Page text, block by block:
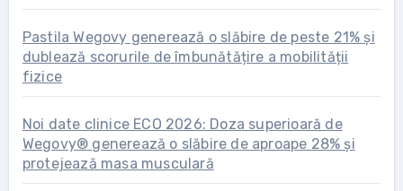
Pastila Wegovy generează o slăbire de peste 21% și
dublează scorurile de îmbunătățire a mobilității
fizice
Noi date clinice ECO 2026: Doza superioară de
Wegovy® generează o slăbire de aproape 28% și
protejează masa musculară